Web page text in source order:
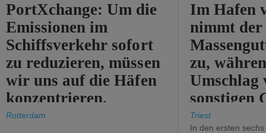
PortXchange: Um die
Emissionen im
Schiffsverkehr sofort
zu reduzieren, müssen
wir uns auf die Häfen
konzentrieren.
Rotterdam
Im Hafen
nimmt der
zu,
Umschlag
sonstigen
abnimmt.
Triest
In den ersten